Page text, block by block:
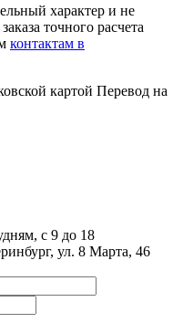
характер и не
точного расчета
контактам в
картой Перевод на
с 9 до 18
ул. 8 Марта, 46